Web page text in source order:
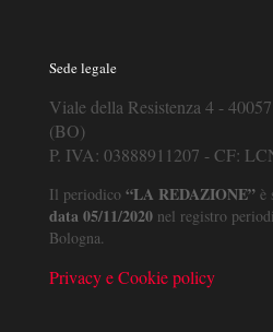
Sede legale
Viale della Resistenza 4 -
(BO)
P. IVA: 03888911207 - CF:
Il periodico “LA REDAZIONE” è
data 05/11/2020 nel registro
Bologna.
Privacy e Cookie policy